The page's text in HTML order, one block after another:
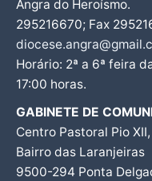
Angra do Heroísmo.
295216670; Fax
Horário: 2ª a 6ª feira
17:00 horas.
GABINETE DE
Centro Pastoral Pio XII,
Bairro das Laranjeiras
9500-294 Ponta